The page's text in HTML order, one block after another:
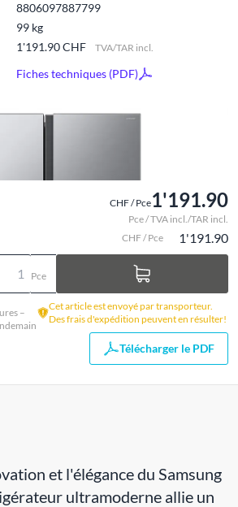
8806097887799
99 kg
1'191.90 CHF TVA/TAR incl.
Fiches techniques (PDF)
CHF / Pce1'191.90
Pce / TVA incl./TAR incl.
CHF / Pce 1'191.90
Pce
–
Cet article est envoyé par transporteur.
Des frais d'expédition peuvent en résulter!
Télécharger le PDF
et l'élégance du Samsung
ultramoderne allie un